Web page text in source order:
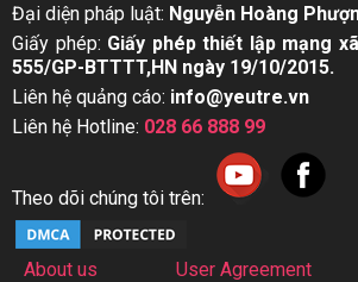
Đại diện pháp luật: Nguyễn Hoàng
Giấy phép: Giấy phép thiết lập mạng
555/GP-BTTTT,HN ngày 19/10/2015.
Liên hệ quảng cáo: info@yeutre.vn
Liên hệ Hotline: 028 66 888 99
Theo dõi chúng tôi trên:
About us User Agreement